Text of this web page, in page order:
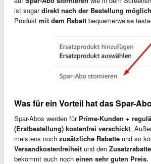
ist sogardirekt nach der Bestellung möglich
Produkt mit dem Rabatt bequemerweise
Was für ein Vorteil hat das Spar-
Spar-Abos werden für Prime-Kunden +
(Erstbestellung) kostenfrei verschickt.
meistens noch zusätzliche Rabatte und so
Versandkostenfreiheit und den
bekommt auch noch einen sehr guten Preis.